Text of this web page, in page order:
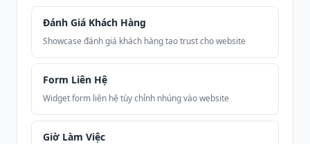
Đánh Giá Khách Hàng
Showcase đánh giá khách hàng tạo trust cho website
Form Liên Hệ
Widget form liên hệ tùy chỉnh nhúng vào website
Giờ Làm Việc